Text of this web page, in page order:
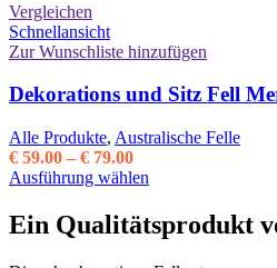
der
gewählt
Vergleichen
Schnellansicht
Zur Wunschliste hinzufügen
Dekorations und Sitz Fell
Alle Produkte, Australische Felle
€ 59.00 – € 79.00Preisspanne:
€ 59.00
€ 79.00
Ausführung wählen
weist
mehrere
Ein Qualitätsprodukt